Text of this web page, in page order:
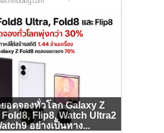
อดจองทั่วโลก Galaxy Z
Fold8, Flip8, Watch Ultra2
อย่างเป็นทาง...